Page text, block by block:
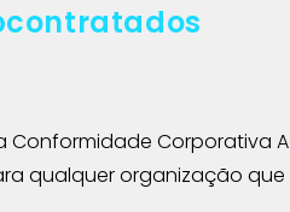
Conformidade Corporativa A
qualquer organização que